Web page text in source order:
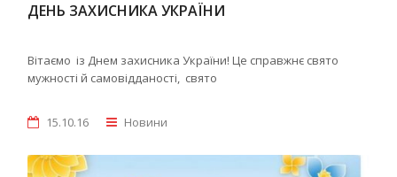
ДЕНЬ ЗАХИСНИКА УКРАЇНИ
Вітаємо із Днем захисника України! Це справжнє свято
мужності й самовідданості, свято
15.10.16 Новини